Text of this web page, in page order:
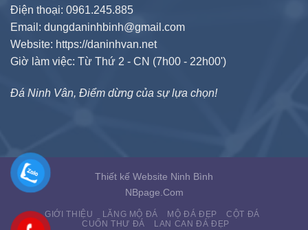
Điện thoại: 0961.245.885
Email: dungdaninhbinh@gmail.com
Website: https://daninhvan.net
Giờ làm việc: Từ Thứ 2 - CN (7h00 - 22h00')
Đá Ninh Vân, Điểm dừng của sự lựa chọn!
Thiết kế Website Ninh Bình
NBpage.Com
GIỚI THIỆU LĂNG MỘ ĐÁ MỘ ĐÁ ĐẸP
CỘT ĐÁ
CUỐN THƯ ĐÁ
LAN CAN ĐÁ ĐẸP